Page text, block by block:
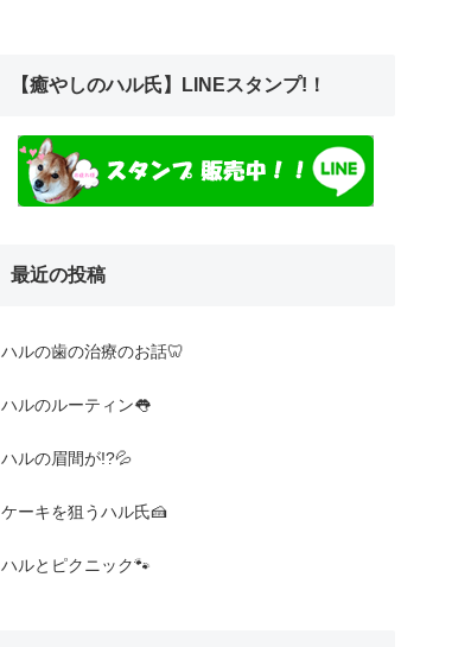
【癒やしのハル氏】LINEスタンプ!！
最近の投稿
ハルの歯の治療のお話🦷
ハルのルーティン👅
ハルの眉間が!?💦
ケーキを狙うハル氏🍰
ハルとピクニック🐾